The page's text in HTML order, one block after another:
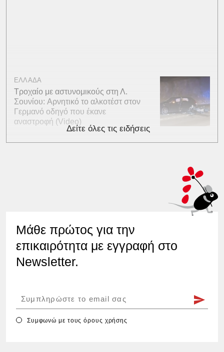
ΕΛΛΑΔΑ
Τροχαίο με αστυνομικούς στη Λ.
Σουνίου: Αρνητικό το αλκοτέστ στον
Γερμανό οδηγό που έκανε
αναστροφή (Video)
Δείτε όλες τις ειδήσεις
Μάθε πρώτος για την
επικαιρότητα με εγγραφή στο
Newsletter.
Συμφωνώ με τουςόρους χρήσης